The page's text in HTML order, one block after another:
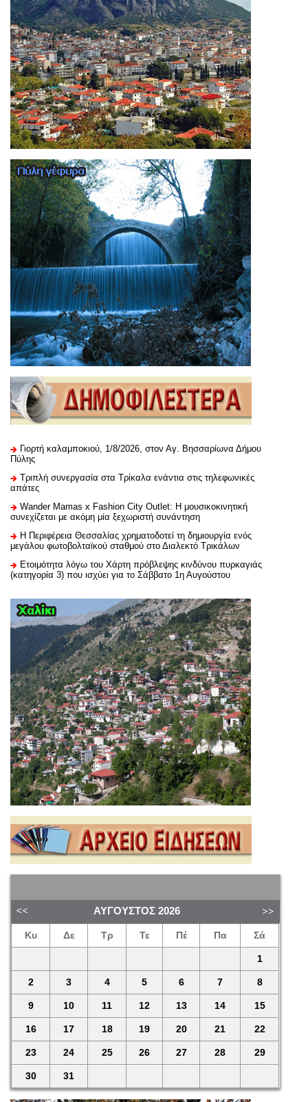
Γιορτή καλαμποκιού, 1/8/2026, στον Αγ. Βησσαρίωνα Δήμου
Πύλης
Τριπλή συνεργασία στα Τρίκαλα ενάντια στις τηλεφωνικές
απάτες
Wander Mamas x Fashion City Outlet: Η μουσικοκινητική
συνεχίζεται με ακόμη μία ξεχωριστή συνάντηση
H Περιφέρεια Θεσσαλίας χρηματοδοτεί τη δημιουργία ενός
μεγάλου φωτοβολταϊκού σταθμού στο Διαλεκτό Τρικάλων
Ετοιμότητα λόγω του Χάρτη πρόβλεψης κινδύνου πυρκαγιάς
(κατηγορία 3) που ισχύει για το Σάββατο 1η Αυγούστου
ΑΎΓΟΥΣΤΟΣ 2026
Κυ Δε Τρ Τε Πέ Πα Σά
1
2 3 4 5 6 7 8
9 10 11 12 13 14 15
16 17 18 19 20 21 22
23 24 25 26 27 28 29
30 31